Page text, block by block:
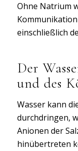
Ohne Natrium
einschließlich
Der
und des
Wasser kann
durchdringen,
Anionen der
hinübertreten